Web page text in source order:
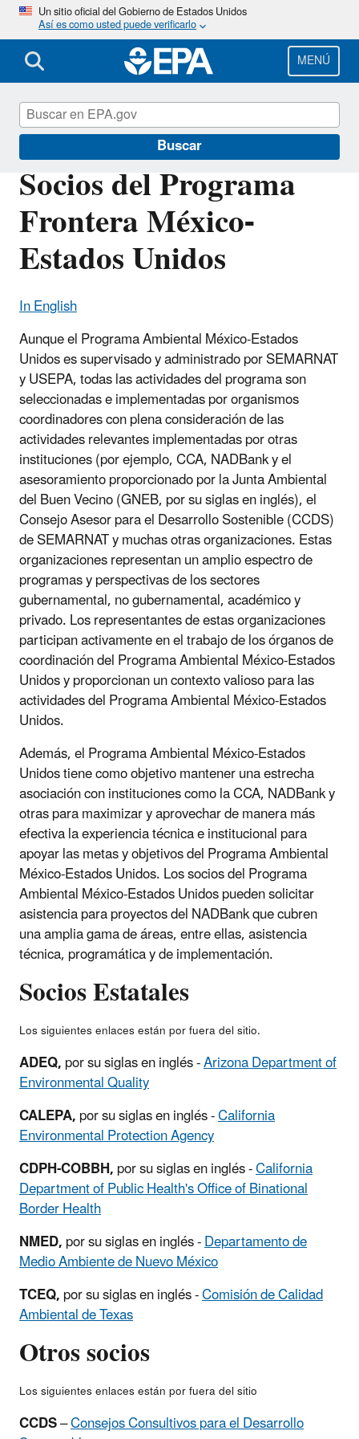
Pasar
al
contenido
principal
Un sitio oficial del Gobierno de Estados Unidos
Así es como usted puede verificarlo
MENÚ
Buscar
Socios del Programa
Frontera México-
Estados Unidos
In English
Aunque el Programa Ambiental México-Estados
Unidos es supervisado y administrado por SEMARNAT
y USEPA, todas las actividades del programa son
seleccionadas e implementadas por organismos
coordinadores con plena consideración de las
actividades relevantes implementadas por otras
instituciones (por ejemplo, CCA, NADBank y el
asesoramiento proporcionado por la Junta Ambiental
del Buen Vecino (GNEB, por su siglas en inglés), el
Consejo Asesor para el Desarrollo Sostenible (CCDS)
de SEMARNAT y muchas otras organizaciones. Estas
organizaciones representan un amplio espectro de
programas y perspectivas de los sectores
gubernamental, no gubernamental, académico y
privado. Los representantes de estas organizaciones
participan activamente en el trabajo de los órganos de
coordinación del Programa Ambiental México-Estados
Unidos y proporcionan un contexto valioso para las
actividades del Programa Ambiental México-Estados
Unidos.
Además, el Programa Ambiental México-Estados
Unidos tiene como objetivo mantener una estrecha
asociación con instituciones como la CCA, NADBank y
otras para maximizar y aprovechar de manera más
efectiva la experiencia técnica e institucional para
apoyar las metas y objetivos del Programa Ambiental
México-Estados Unidos. Los socios del Programa
Ambiental México-Estados Unidos pueden solicitar
asistencia para proyectos del NADBank que cubren
una amplia gama de áreas, entre ellas, asistencia
técnica, programática y de implementación.
Socios Estatales
Los siguientes enlaces están por fuera del sitio.
ADEQ,por su siglas en inglés -Arizona Department of
Environmental Quality
CALEPA,por su siglas en inglés -California
Environmental Protection Agency
CDPH-COBBH,por su siglas en inglés -California
Department of Public Health's Office of Binational
Border Health
NMED,por su siglas en inglés -Departamento de
Medio Ambiente de Nuevo México
TCEQ,por su siglas en inglés -Comisión de Calidad
Ambiental de Texas
Otros socios
Los siguientes enlaces están por fuera del sitio
CCDS–Consejos Consultivos para el Desarrollo
Programa fronterizo